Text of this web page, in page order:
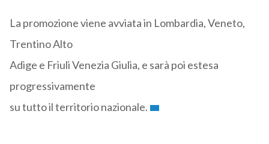
La promozione viene avviata in Lombardia, Veneto,
Trentino Alto
Adige e Friuli Venezia Giulia, e sarà poi estesa
progressivamente
su tutto il territorio nazionale.